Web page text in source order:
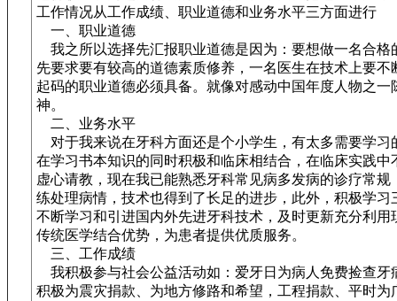
工作情况从工作成绩、职业道德和业务水平三方面进行
一、职业道德
我之所以选择先汇报职业道德是因为：要想做一名合格
先要求要有较高的道德素质修养，一名医生在技术上要不
起码的职业道德必须具备。就像对感动中国年度人物之一
神。
二、业务水平
对于我来说在牙科方面还是个小学生，有太多需要学习
在学习书本知识的同时积极和临床相结合，在临床实践中
虚心请教，现在我已能熟悉牙科常见病多发病的诊疗常规
练处理病情，技术也得到了长足的进步，此外，积极学习
不断学习和引进国内外先进牙科技术，及时更新充分利用
传统医学结合优势，为患者提供优质服务。
三、工作成绩
我积极参与社会公益活动如：爱牙日为病人免费捡查牙
积极为震灾捐款、为地方修路和希望，工程捐款、平时为